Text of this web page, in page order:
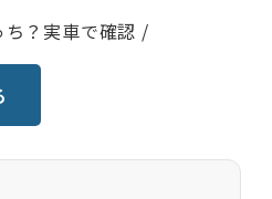
？実車で確認 /